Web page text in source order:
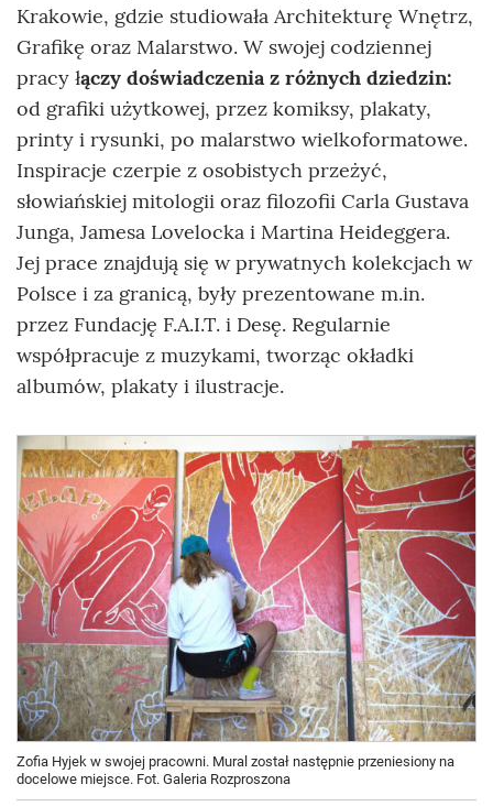
Krakowie, gdzie studiowała Architekturę Wnętrz,
Grafikę oraz Malarstwo. W swojej codziennej
pracy łączy doświadczenia z różnych dziedzin:
od grafiki użytkowej, przez komiksy, plakaty,
printy i rysunki, po malarstwo wielkoformatowe.
Inspiracje czerpie z osobistych przeżyć,
słowiańskiej mitologii oraz filozofii Carla Gustava
Junga, Jamesa Lovelocka i Martina Heideggera.
Jej prace znajdują się w prywatnych kolekcjach w
Polsce i za granicą, były prezentowane m.in.
przez Fundację F.A.I.T. i Desę. Regularnie
współpracuje z muzykami, tworząc okładki
albumów, plakaty i ilustracje.
Zofia Hyjek w swojej pracowni. Mural został następnie przeniesiony na
docelowe miejsce. Fot. Galeria Rozproszona